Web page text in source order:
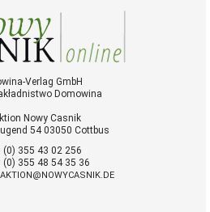
Verlag GmbH
Domowina
Nowy Casnik
54 03050 Cottbus
(0) 355 43 02 256
(0) 355 48 54 35 36